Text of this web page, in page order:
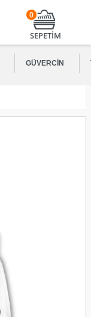
0
SEPETİM
GÜVERCIN